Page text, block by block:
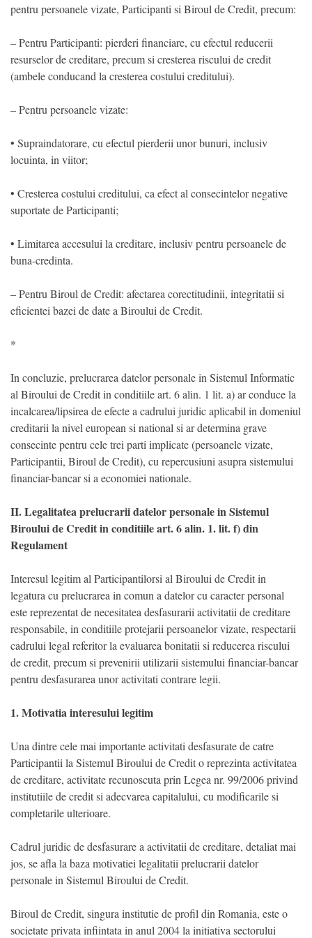
pentru persoanele vizate, Participanti si Biroul de Credit, precum:
– Pentru Participanti: pierderi financiare, cu efectul reducerii
resurselor de creditare, precum si cresterea riscului de credit
(ambele conducand la cresterea costului creditului).
– Pentru persoanele vizate:
• Supraindatorare, cu efectul pierderii unor bunuri, inclusiv
locuinta, in viitor;
• Cresterea costului creditului, ca efect al consecintelor negative
suportate de Participanti;
• Limitarea accesului la creditare, inclusiv pentru persoanele de
buna-credinta.
– Pentru Biroul de Credit: afectarea corectitudinii, integritatii si
eficientei bazei de date a Biroului de Credit.
*
In concluzie, prelucrarea datelor personale in Sistemul Informatic
al Biroului de Credit in conditiile art. 6 alin. 1 lit. a) ar conduce la
incalcarea/lipsirea de efecte a cadrului juridic aplicabil in domeniul
creditarii la nivel european si national si ar determina grave
consecinte pentru cele trei parti implicate (persoanele vizate,
Participantii, Biroul de Credit), cu repercusiuni asupra sistemului
financiar-bancar si a economiei nationale.
II. Legalitatea prelucrarii datelor personale in Sistemul
Biroului de Credit in conditiile art. 6 alin. 1. lit. f) din
Regulament
Interesul legitim al Participantilorsi al Biroului de Credit in
legatura cu prelucrarea in comun a datelor cu caracter personal
este reprezentat de necesitatea desfasurarii activitatii de creditare
responsabile, in conditiile protejarii persoanelor vizate, respectarii
cadrului legal referitor la evaluarea bonitatii si reducerea riscului
de credit, precum si prevenirii utilizarii sistemului financiar-bancar
pentru desfasurarea unor activitati contrare legii.
1. Motivatia interesului legitim
Una dintre cele mai importante activitati desfasurate de catre
Participantii la Sistemul Biroului de Credit o reprezinta activitatea
de creditare, activitate recunoscuta prin Legea nr. 99/2006 privind
institutiile de credit si adecvarea capitalului, cu modificarile si
completarile ulterioare.
Cadrul juridic de desfasurare a activitatii de creditare, detaliat mai
jos, se afla la baza motivatiei legalitatii prelucrarii datelor
personale in Sistemul Biroului de Credit.
Biroul de Credit, singura institutie de profil din Romania, este o
societate privata infiintata in anul 2004 la initiativa sectorului